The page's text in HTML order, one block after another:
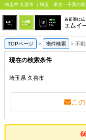
TOPページ > 物件検索 > 不
現在の検索条件
埼玉県 久喜市
こ